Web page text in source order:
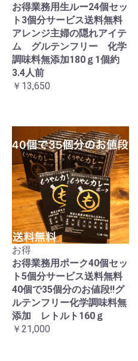
お得業務用生ルー24個セッ
ト3個分サービス送料無料
アレンジ主婦の隠れアイテ
ム グルテンフリー 化学
調味料無添加180ｇ1個約
3.4人前
￥13,650
お得
お得業務用ポーク40個セッ
ト5個分サービス送料無料
40個で35個分のお値段!!グ
ルテンフリー化学調味料無
添加 レトルト160ｇ
￥21,000